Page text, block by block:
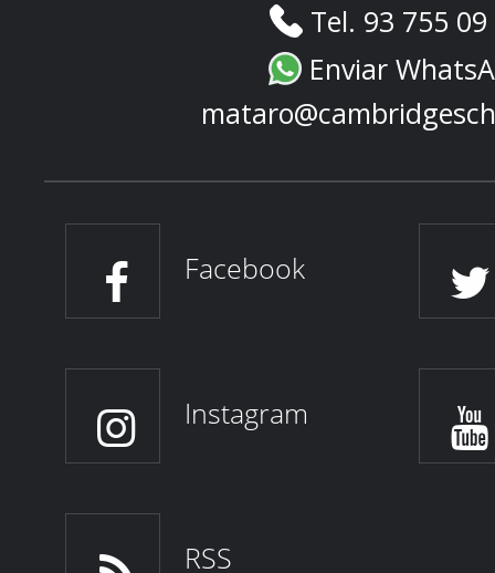
Tel. 93 755
Enviar
Facebook
Instagram
RSS